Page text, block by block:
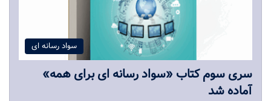
سواد رسانه ای
سری سوم کتاب «سواد رسانه ای برای همه»
آماده شد